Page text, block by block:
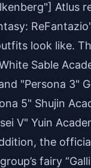
Atlus
look like.
Sable
"Persona 3"
5" Shujin
V" Yuin
the
fairy